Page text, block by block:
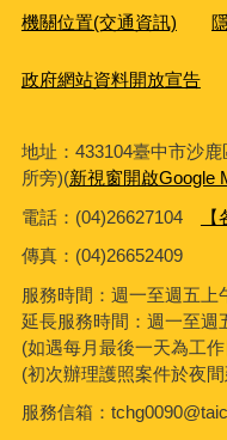
機關位置(交通資訊)
政府網站資料開放宣告
地址：433104臺中市沙
所旁)(新視窗開啟Google
電話：(04)26627104
傳真： (04)26652409
服務時間：週一至週五上
延長服務時間：週一至週
(如遇每月最後一天為工
(初次辦理護照案件於夜
服務信箱：